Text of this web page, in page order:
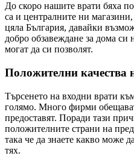
До скоро нашите врати бяха
са и централните ни
цяла България, давайки
добро обзавеждане за дома си
могат да си позволят.
Положителни качества
Търсенето на входни врати
голямо. Много фирми
предоставят. Поради тази
положителните страни на
така че да знаете какво може
тях.